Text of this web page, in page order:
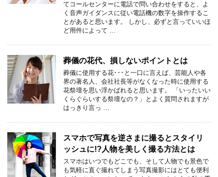
てコールセンターに電話で問い合わせをすると、よ
く音声ガイダンスに従い電話機の数字を操作するこ
とがあると思います。 しかし、必ずと言っていいほ
ど用件によって …
葬儀の花代、損しないポイントとは
葬儀に使用する花･･･と一口に言えば、芸能人や各
界の著名人、会社社長等がなくなった時に使用する
花祭壇を思い浮かばれると思います。 「いったいい
くらぐらいする祭壇なの？」とよく質問されますが
はっきり言っ …
スマホで写真を逆さまに撮るとスタイリ
ッシュに!?人物を美しく撮る方法とは
スマホはいつでもどこでも、そして人物でも景色で
も気軽に直ぐ撮れてしまう写真撮影にはとても便利